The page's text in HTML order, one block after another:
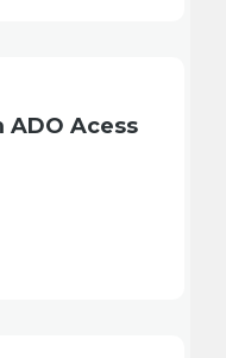
ADO Acess